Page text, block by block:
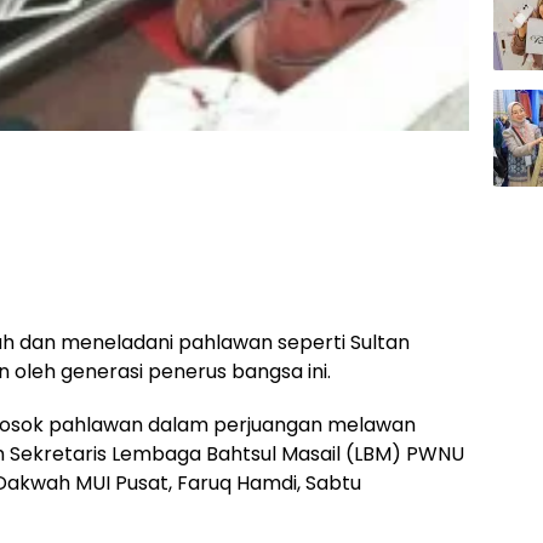
dan meneladani pahlawan seperti Sultan
oleh generasi penerus bangsa ini.
pahlawan dalam perjuangan melawan
Lembaga Bahtsul Masail (LBM) PWNU
MUI Pusat, Faruq Hamdi, Sabtu